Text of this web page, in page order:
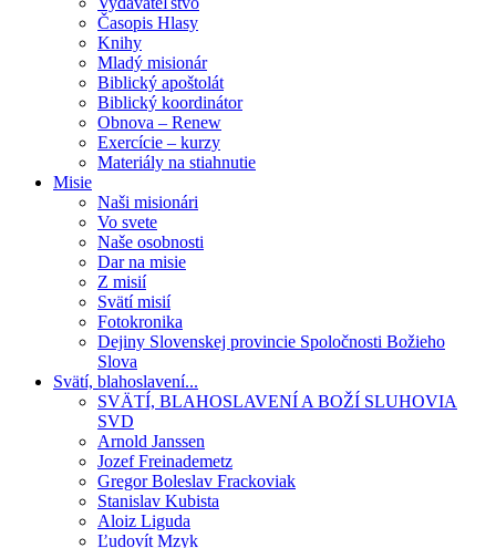
Časopis Hlasy
Knihy
Mladý misionár
Biblický apoštolát
Biblický koordinátor
Obnova – Renew
Exercície – kurzy
Materiály na stiahnutie
Misie
Naši misionári
Vo svete
Naše osobnosti
Dar na misie
Z misií
Svätí misií
Fotokronika
Dejiny Slovenskej provincie Spoločnosti Božieho
Slova
Svätí, blahoslavení...
SVÄTÍ, BLAHOSLAVENÍ A BOŽÍ SLUHOVIA
SVD
Arnold Janssen
Jozef Freinademetz
Gregor Boleslav Frackoviak
Stanislav Kubista
Aloiz Liguda
Ľudovít Mzyk